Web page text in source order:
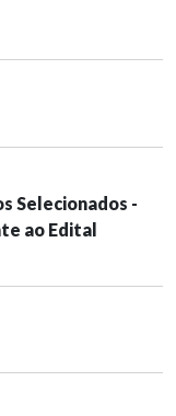
Selecionados -
ao Edital